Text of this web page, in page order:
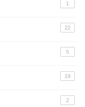
1
22
5
19
2